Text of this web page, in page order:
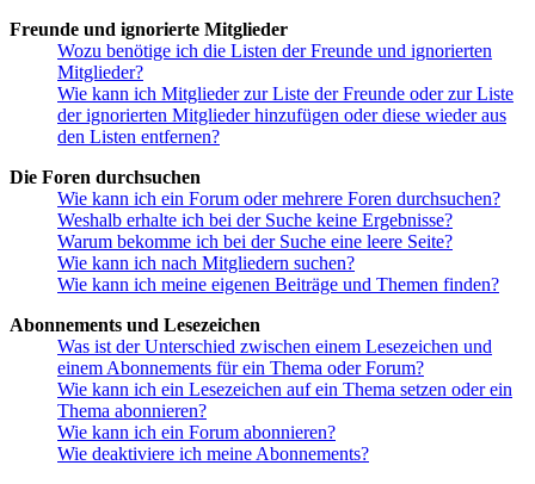
Freunde und ignorierte Mitglieder
Wozu benötige ich die Listen der Freunde und ignorierten
Mitglieder?
Wie kann ich Mitglieder zur Liste der Freunde oder zur Liste
der ignorierten Mitglieder hinzufügen oder diese wieder aus
den Listen entfernen?
Die Foren durchsuchen
Wie kann ich ein Forum oder mehrere Foren durchsuchen?
Weshalb erhalte ich bei der Suche keine Ergebnisse?
Warum bekomme ich bei der Suche eine leere Seite?
Wie kann ich nach Mitgliedern suchen?
Wie kann ich meine eigenen Beiträge und Themen finden?
Abonnements und Lesezeichen
Was ist der Unterschied zwischen einem Lesezeichen und
einem Abonnements für ein Thema oder Forum?
Wie kann ich ein Lesezeichen auf ein Thema setzen oder ein
Thema abonnieren?
Wie kann ich ein Forum abonnieren?
Wie deaktiviere ich meine Abonnements?